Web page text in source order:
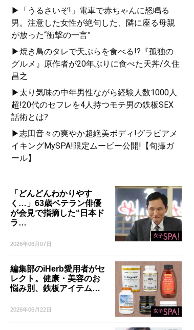
▶「うるさいぞ!」電車で赤ちゃんに怒鳴る
男。注意した女性が絶句した、隣に座る母親
が放った“衝撃の一言”
▶焼き鳥のタレで天ぷらを食べる!?『孤独の
グルメ』原作者が20年ぶりに食べた天丼/久住
昌之
▶太り気味の中年男性ながら経験人数1000人
超!20代のセフレを4人持つモテ男の鉄板SEX
話術とは?
▶志田音々の爽やか超絶美ボディ!グラビアメ
イキングMySPA!限定ムービー公開!【旬撮ガ
ール】
「どんどんわかりやす
く…」63歳ベテラン俳優
が会見で指摘した“日本ド
ラ…
2026年06月07日
編集部のiHerb愛用者がセ
レクト。健康・美容のお
悩み別、鉄板アイテム…
2026年06月22日